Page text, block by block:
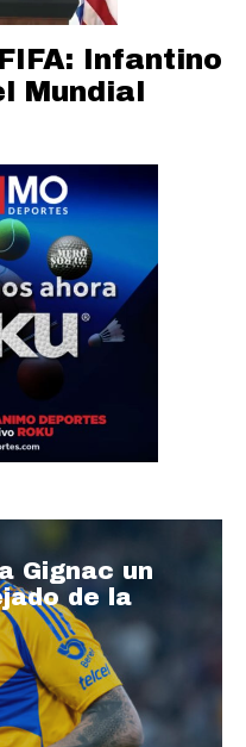
Infantino
Mundial
Gignac un
de la